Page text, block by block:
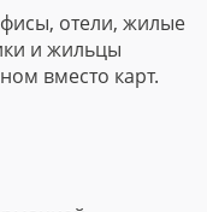
отели, жилые
и жильцы
вместо карт.